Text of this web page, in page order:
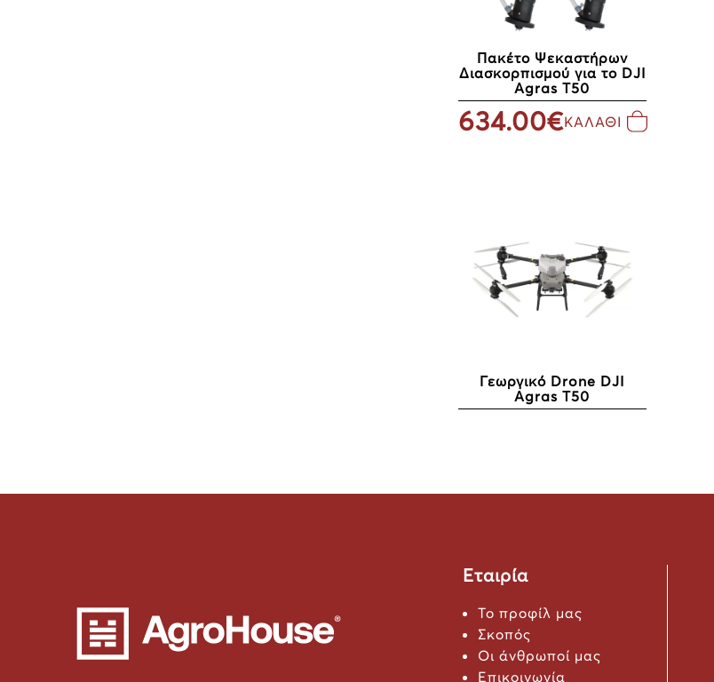
Πακέτο Ψεκαστήρων
Διασκορπισμού για το DJI
Agras T50
634.00€ΚΑΛΑΘΙ
Γεωργικό Drone DJI
Agras T50
Εταιρία
Το προφίλ μας
Σκοπός
Οι άνθρωποί μας
Επικοινωνία